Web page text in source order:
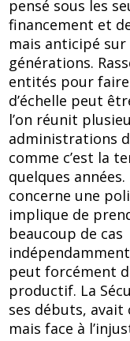
pensé sous les
financement et
mais anticipé
générations.
entités pour
d’échelle peut
l’on réunit
administrations
comme c’est la
quelques
concerne une
implique de
beaucoup de cas
peut forcément
productif. La
ses débuts,
mais face à